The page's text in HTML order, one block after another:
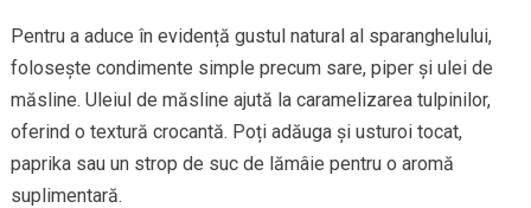
Pentru a aduce în evidență gustul natural al sparanghelului,
folosește condimente simple precum sare, piper și ulei de
măsline. Uleiul de măsline ajută la caramelizarea tulpinilor,
oferind o textură crocantă. Poți adăuga și usturoi tocat,
paprika sau un strop de suc de lămâie pentru o aromă
suplimentară.